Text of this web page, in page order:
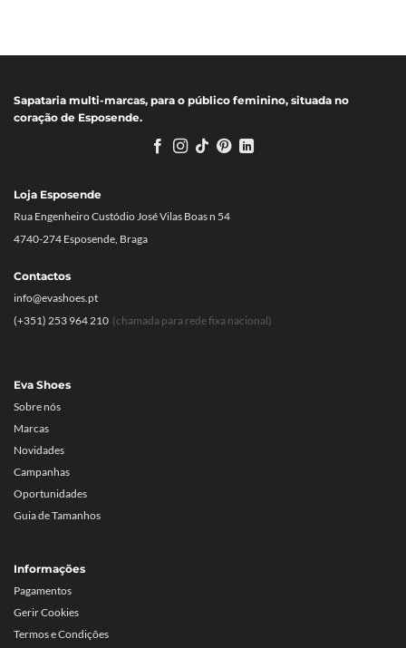
Sapataria multi-marcas, para o público feminino, situada no
coração de Esposende.
Eva Shoes
Sobre nós
Marcas
Novidades
Campanhas
Oportunidades
Guia de Tamanhos
Informações
Pagamentos
Gerir Cookies
Termos e Condições
Loja Esposende
Rua Engenheiro Custódio José Vilas Boas n 54
4740-274 Esposende, Braga
Contactos
info@evashoes.pt
(+351) 253 964 210 (chamada para rede fixa nacional)